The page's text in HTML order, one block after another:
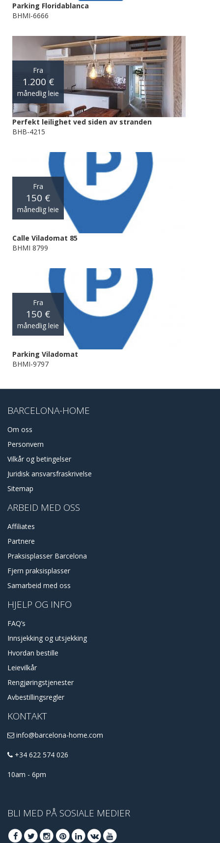
Parking Floridablanca
BHMI-6666
Fra
1.200 €
månedlig leie
Perfekt leilighet ved siden av stranden
BHB-4215
Fra
150 €
månedlig leie
Calle Viladomat 85
BHMI 8799
Fra
150 €
månedlig leie
Parking Viladomat
BHMI-9797
BARCELONA-HOME
Om oss
Personvern
Vilkår og betingelser
Juridisk ansvarsfraskrivelse
Sitemap
ARBEID MED OSS
Affiliates
Partnere
Praksisplasser Barcelona
Fjern praksisplasser
Samarbeid med oss
HJELP OG INFO
FAQ’s
Innsjekking og utsjekking
Hvordan bestille
Leievilkår
Rengjøringstjenester
Avbestillingsregler
KONTAKT
info@barcelona-home.com
+34 622 574 026
10am - 6pm
BLI MED PÅ SOSIALE MEDIER